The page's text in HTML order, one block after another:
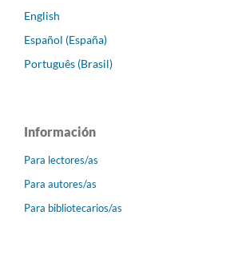
English
Español (España)
Português (Brasil)
Información
Para lectores/as
Para autores/as
Para bibliotecarios/as